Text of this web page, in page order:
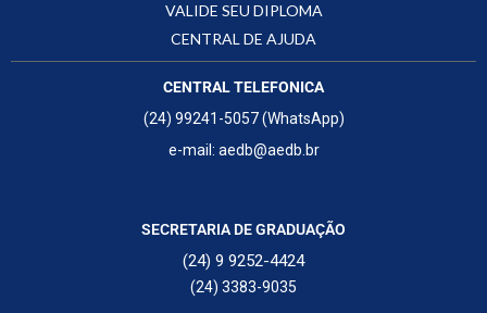
VALIDE SEU DIPLOMA
CENTRAL DE AJUDA
CENTRAL TELEFONICA
(24) 99241-5057 (WhatsApp)
e-mail: aedb@aedb.br
SECRETARIA DE GRADUAÇÃO
(24) 9 9252-4424
(24) 3383-9035